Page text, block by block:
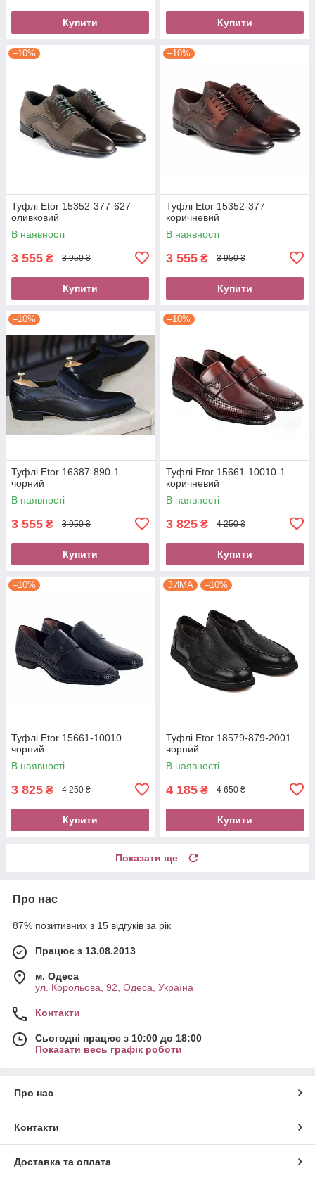
Купити Купити
–10%
Туфлі Etor 15352-377-627
оливковий
В наявності
3 555 ₴ 3 950 ₴
Купити
–10%
Туфлі Etor 15352-377
коричневий
В наявності
3 555 ₴ 3 950 ₴
Купити
–10%
Туфлі Etor 16387-890-1
чорний
В наявності
3 555 ₴ 3 950 ₴
Купити
–10%
Туфлі Etor 15661-10010-1
коричневий
В наявності
3 825 ₴ 4 250 ₴
Купити
–10%
Туфлі Etor 15661-10010
чорний
В наявності
3 825 ₴ 4 250 ₴
Купити
ЗИМА –10%
Туфлі Etor 18579-879-2001
чорний
В наявності
4 185 ₴ 4 650 ₴
Купити
Показати ще
Про нас
87% позитивних з 15 відгуків за рік
Працює з 13.08.2013
м. Одеса
ул. Корольова, 92, Одеса, Україна
Контакти
Сьогодні працює з 10:00 до 18:00
Показати весь графік роботи
Про нас
Контакти
Доставка та оплата